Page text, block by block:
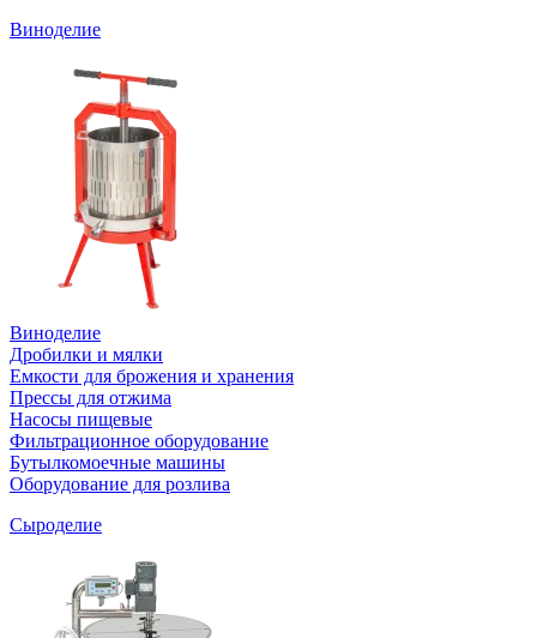
Виноделие
Виноделие
Дробилки и мялки
Емкости для брожения и хранения
Прессы для отжима
Насосы пищевые
Фильтрационное оборудование
Бутылкомоечные машины
Оборудование для розлива
Сыроделие